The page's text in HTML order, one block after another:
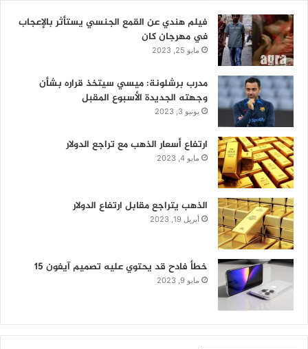
فيلم هندي عن القمع الجنسي يستأثر بالإعجاب
في مهرجان كان
مايو 25, 2023
مدرب برشلونة: ميسي سيتخذ قراره بشأن
وجهته الجديدة الأسبوع المقبل
يونيو 3, 2023
ارتفاع أسعار الذهب مع تراجع الدولار
مايو 4, 2023
الذهب يتراجع مقابل ارتفاع الدولار
أبريل 19, 2023
خطأ فادح قد يحتوي عليه تصميم آيفون 15
مايو 9, 2023